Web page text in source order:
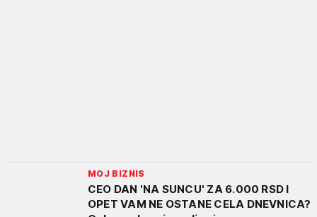
MOJ BIZNIS
CEO DAN 'NA SUNCU' ZA 6.000 RSD I
OPET VAM NE OSTANE CELA DNEVNICA?